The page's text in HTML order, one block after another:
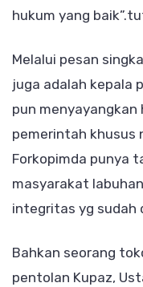
hukum yang
Melalui pesan
juga adalah kepala
pun menyayangkan
pemerintah khusus
Forkopimda punya
masyarakat
integritas yg sudah
Bahkan seorang
pentolan Kupaz,